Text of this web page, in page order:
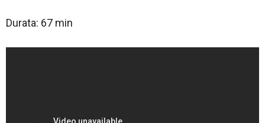
Durata: 67 min